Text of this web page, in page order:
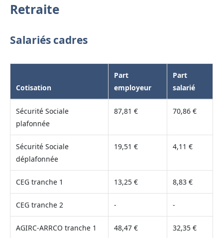
Retraite
Salariés cadres
Cotisation
Part
employeur
Part
salarié
Sécurité Sociale
plafonnée
87,81 € 70,86 €
Sécurité Sociale
déplafonnée
19,51 € 4,11 €
CEG tranche 1 13,25 € 8,83 €
CEG tranche 2 - -
AGIRC-ARRCO tranche 1 48,47 € 32,35 €